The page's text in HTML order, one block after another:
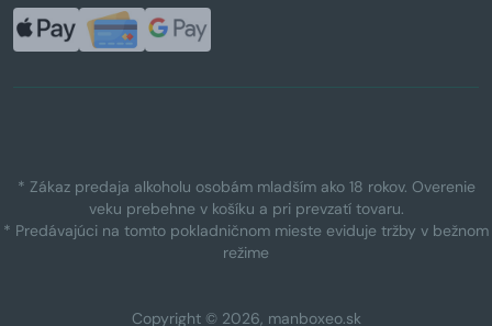
* Zákaz predaja alkoholu osobám mladším ako 18 rokov. Overenie
veku prebehne v košíku a pri prevzatí tovaru.
* Predávajúci na tomto pokladničnom mieste eviduje tržby v bežnom
režime
Copyright © 2026, manboxeo.sk